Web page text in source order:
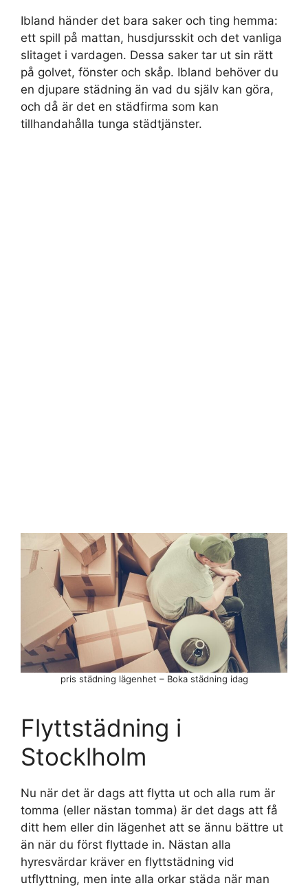
Ibland händer det bara saker och ting hemma:
ett spill på mattan, husdjursskit och det vanliga
slitaget i vardagen. Dessa saker tar ut sin rätt
på golvet, fönster och skåp. Ibland behöver du
en djupare städning än vad du själv kan göra,
och då är det en städfirma som kan
tillhandahålla tunga städtjänster.
Flyttstädning i
Stocklholm
Nu när det är dags att flytta ut och alla rum är
tomma (eller nästan tomma) är det dags att få
ditt hem eller din lägenhet att se ännu bättre ut
än när du först flyttade in. Nästan alla
hyresvärdar kräver en flyttstädning vid
utflyttning, men inte alla orkar städa när man
pris städning lägenhet – Boka städning idag